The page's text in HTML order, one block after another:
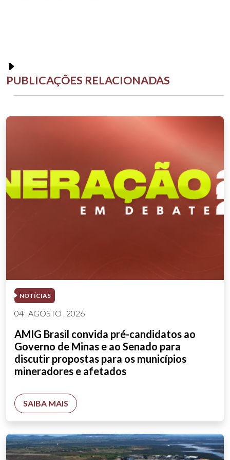
PUBLICAÇÕES RELACIONADAS
NOTÍCIAS
04 . AGOSTO . 2026
AMIG Brasil convida pré-candidatos ao
Governo de Minas e ao Senado para
discutir propostas para os municípios
mineradores e afetados
SAIBA MAIS